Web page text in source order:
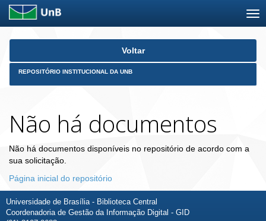
Skip
Voltar
REPOSITÓRIO INSTITUCIONAL DA UNB
Não há documentos
Não há documentos disponíveis no repositório de acordo com a
sua solicitação.
Página inicial do repositório
Universidade de Brasília - Biblioteca Central
Coordenadoria de Gestão da Informação Digital - GID